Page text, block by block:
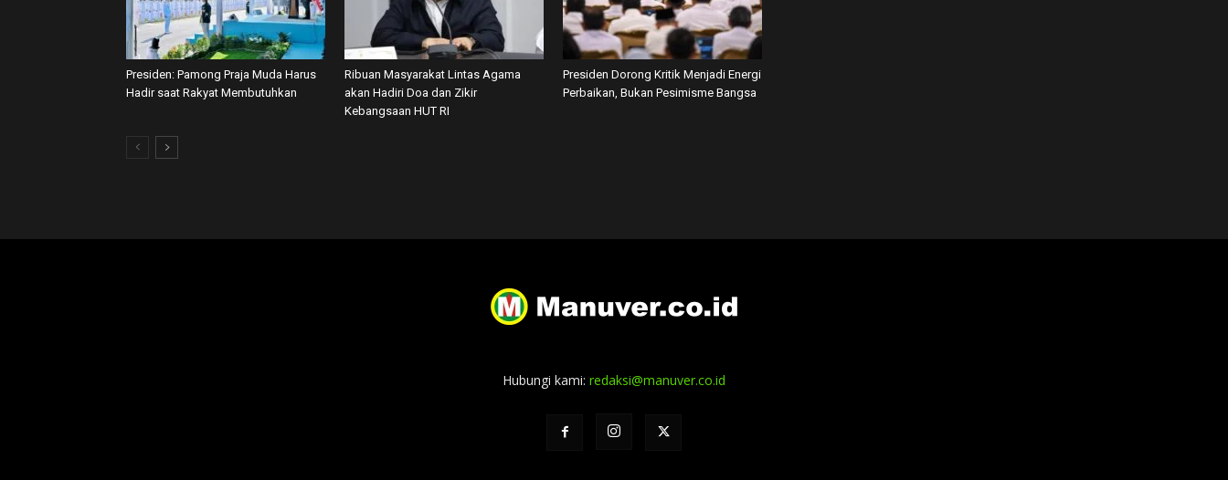
Presiden: Pamong Praja Muda Harus
Hadir saat Rakyat Membutuhkan
Ribuan Masyarakat Lintas Agama
akan Hadiri Doa dan Zikir
Kebangsaan HUT RI
Presiden Dorong Kritik Menjadi Energi
Perbaikan, Bukan Pesimisme Bangsa
Hubungi kami: redaksi@manuver.co.id